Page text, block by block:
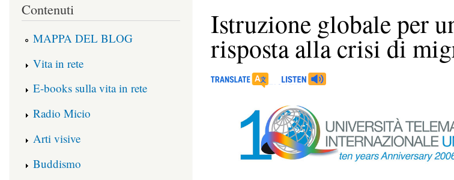
Istruzione globale per
risposta alla crisi di
Contenuti
MAPPA DEL BLOG
Vita in rete
E-books sulla vita in rete
Radio Micio
Arti visive
Buddismo